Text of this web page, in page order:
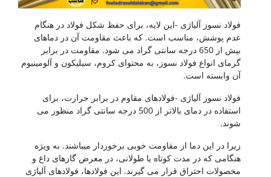
فولاد نسوز آلیاژی -این لایه، برای حفظ شکل فولاد در هنگام
عدم پوشش، مناسب است. که باعث مقاومت آن در دماهای
بیش از 650 درجه سانتی گراد می شود. مقاومت در برابر
گرمای انواع فولاد نسوز، به محتوای کروم، سیلیکون و آلومینیوم
آن وابسته است.
فولاد نسوز آلیاژی -فولادهای مقاوم در برابر حرارت، برای
استفاده در دمای بالاتر از 500 درجه سانتی گراد منظور می
شوند.
زیرا در این دما از مقاومت خوبی برخوردار میباشند. به ویژه
هنگامی که در مدت کوتاه یا طولانی، در معرض گازهای داغ و
مخصولات احتراق قرار می گیرند. این فولادها، فولادهای آلیاژی